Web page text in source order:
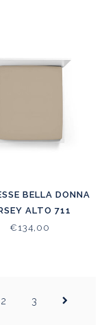
BELLA DONNA
ALTO 711
€134,00
2 3